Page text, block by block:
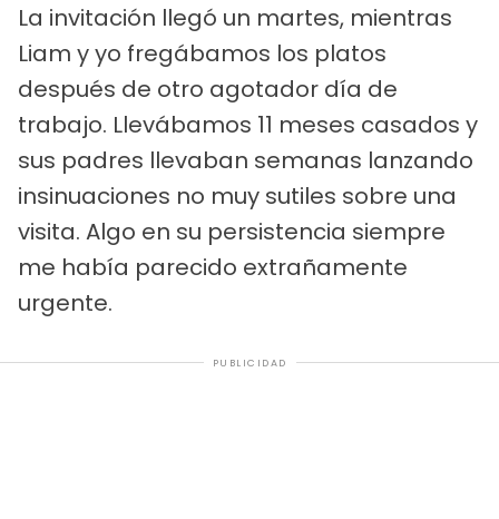
La invitación llegó un martes, mientras
Liam y yo fregábamos los platos
después de otro agotador día de
trabajo. Llevábamos 11 meses casados y
sus padres llevaban semanas lanzando
insinuaciones no muy sutiles sobre una
visita. Algo en su persistencia siempre
me había parecido extrañamente
urgente.
PUBLICIDAD